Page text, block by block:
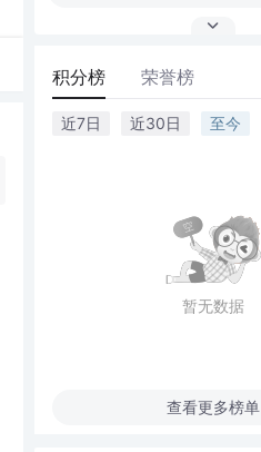
积分榜 荣誉榜
近7日 近30日 至今
暂无数据
查看更多榜单